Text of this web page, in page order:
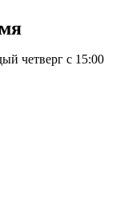
четверг с 15:00